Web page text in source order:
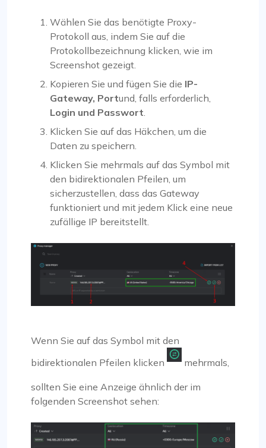
Wählen Sie das benötigte Proxy-
Protokoll aus, indem Sie auf die
Protokollbezeichnung klicken, wie im
Screenshot gezeigt.
Kopieren Sie und fügen Sie die IP-
Gateway, Portund, falls erforderlich,
Login und Passwort
Klicken Sie auf das Häkchen, um die
Daten zu speichern.
Klicken Sie mehrmals auf das Symbol mit
den bidirektionalen Pfeilen, um
sicherzustellen, dass das Gateway
funktioniert und mit jedem Klick eine neue
zufällige IP bereitstellt.
Wenn Sie auf das Symbol mit den
bidirektionalen Pfeilen klicken
mehrmals,
sollten Sie eine Anzeige ähnlich der im
folgenden Screenshot sehen: